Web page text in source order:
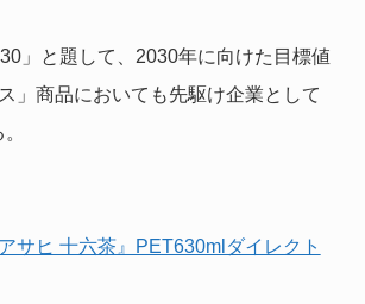
」と題して、2030年に向けた目標値
」商品においても先駆け企業として
サヒ 十六茶』PET630mlダイレクト